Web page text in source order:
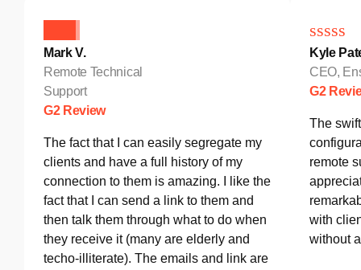
Mark V.
Remote Technical
Support
G2 Review
The fact that I can easily segregate my
clients and have a full history of my
connection to them is amazing. I like the
fact that I can send a link to them and
then talk them through what to do when
they receive it (many are elderly and
techo-illiterate). The emails and link are
Kyle
CEO,
G2
The
remote
with
without